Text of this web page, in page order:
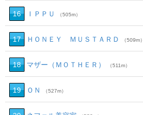
16 ＩＰＰＵ （505m）
17 ＨＯＮＥＹ ＭＵＳＴＡＲＤ （509m）
18 マザー（ＭＯＴＨＥＲ） （511m）
19 ＯＮ （527m）